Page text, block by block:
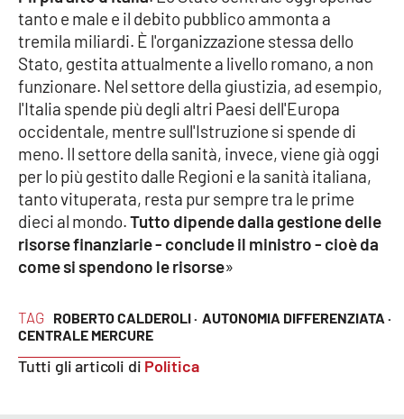
Lacplay.it
Lactv.it
Laconair.it
Lacitymag.it
Lacapitalenews.it
Ilreggino.it
Cosenzachannel.it
Ilvibonese.it
TAG ROBERTO CALDEROLI · AUTONOMIA DIFFERENZIATA ·
CENTRALE MERCURE
Tutti gli articoli di Politica
tanto e male e il debito pubblico ammonta a
tremila miliardi. È l'organizzazione stessa dello
Stato, gestita attualmente a livello romano, a non
funzionare. Nel settore della giustizia, ad esempio,
l'Italia spende più degli altri Paesi dell'Europa
occidentale, mentre sull'Istruzione si spende di
meno. Il settore della sanità, invece, viene già oggi
per lo più gestito dalle Regioni e la sanità italiana,
tanto vituperata, resta pur sempre tra le prime
dieci al mondo.Tutto dipende dalla gestione delle
risorse finanziarie - conclude il ministro - cioè da
come si spendono le risorse»